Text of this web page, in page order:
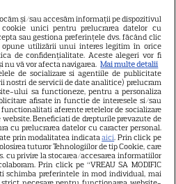
pentru femei
GSP
mondene
Elle
Unica
practice
NE PE
și/sau accesăm informații pe dispozitivul
unici pentru prelucrarea datelor cu
sau gestiona preferințele dvs. făcând clic
opune utilizării unui interes legitim în orice
de confidențialitate. Aceste alegeri vor fi
nu vă vor afecta navigarea. Mai multe detalii
de socializare si agentiile de publicitate
nostri de servicii de date analitice) prelucram
ului sa functioneze, pentru a personaliza
afisate in functie de interesele si/sau
functionalitati aferente retelelor de socializare
Beneficiati de drepturile prevazute de
cu prelucrarea datelor cu caracter personal.
prin modalitatea indicataaici. Prin click pe
tuturor Tehnologiilor de tip Cookie, care
cu privire la stocarea/accesarea informatiilor
Prin click pe “VREAU SA MODIFIC
schimba preferintele in mod individual, mai